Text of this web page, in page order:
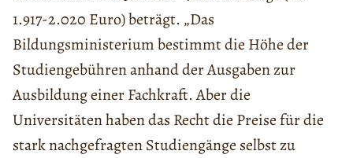
1.917-2.020 Euro) beträgt. „Das
Bildungsministerium bestimmt die Höhe der
Studiengebühren anhand der Ausgaben zur
Ausbildung einer Fachkraft. Aber die
Universitäten haben das Recht die Preise für die
stark nachgefragten Studiengänge selbst zu